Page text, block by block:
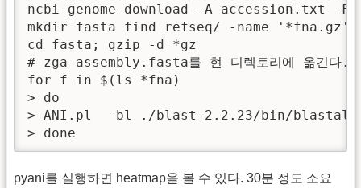
ncbi-genome-download -A accession.txt -
mkdir fasta find refseq/ -name
cd fasta; gzip -d *gz
# zga assembly.fasta를 현 디렉토리에 옮긴다.
for f in $(ls *fna)
> do
> ANI.pl  -bl ./blast-2.2.23/bin/blastall
> done
pyani를 실행하면 heatmap을 볼 수 있다. 30분 정도 소요